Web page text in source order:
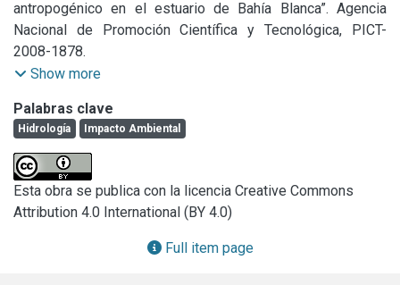
antropogénico en el estuario de Bahía Blanca”. Agencia
Nacional de Promoción Científica y Tecnológica, PICT-
2008-1878.
b) Desarrollo de modelos y herramientas de análisis de
oceanográficos. Programa Bianual CNR-CONICET.
Show more
Palabras clave
Hidrología Impacto Ambiental
Esta obra se publica con la licencia Creative Commons
Attribution 4.0 International (BY 4.0)
Full item page